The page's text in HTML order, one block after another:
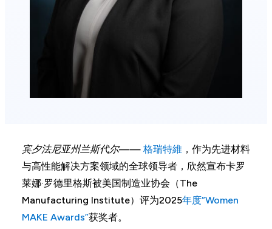
宾夕法尼亚州兰斯代尔—— 格瑞特維 ，作为先进材料
与高性能解决方案领域的全球领导者，欣然宣布卡罗
莱娜·罗德里格斯被美国制造业协会（The
Manufacturing Institute）评为2025年度“Women
MAKE Awards”获奖者。